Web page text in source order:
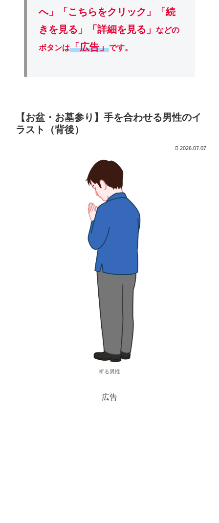
へ」「こちらをクリック」「続
きを見る」「詳細を見る」などの
ボタンは「広告」です。
【お盆・お墓参り】手を合わせる男性のイ
ラスト（背後）
2026.07.07
祈る男性
広告